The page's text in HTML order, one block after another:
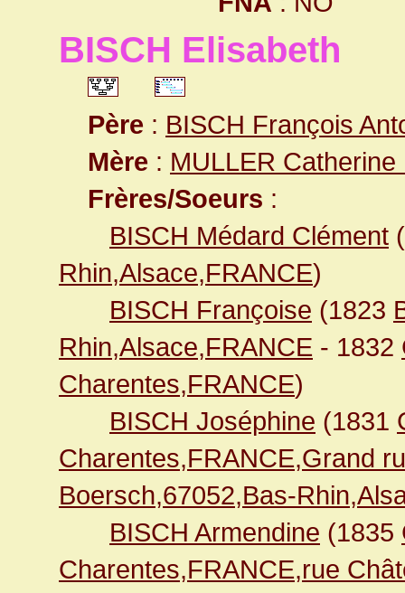
BISCH Elisabeth
Père : BISCH François
Mère : MULLER Catherine
Frères/Soeurs :
BISCH Médard Clément
Rhin,Alsace,FRANCE)
BISCH Françoise (1823
Rhin,Alsace,FRANCE - 1832
Charentes,FRANCE)
BISCH Joséphine (1831
Charentes,FRANCE,Grand
Boersch,67052,Bas-
BISCH Armendine (1835
Charentes,FRANCE,rue